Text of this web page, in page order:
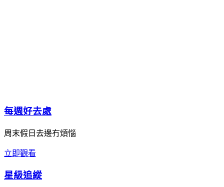
每週好去處
周末假日去邊冇煩惱
立即觀看
星級追縱